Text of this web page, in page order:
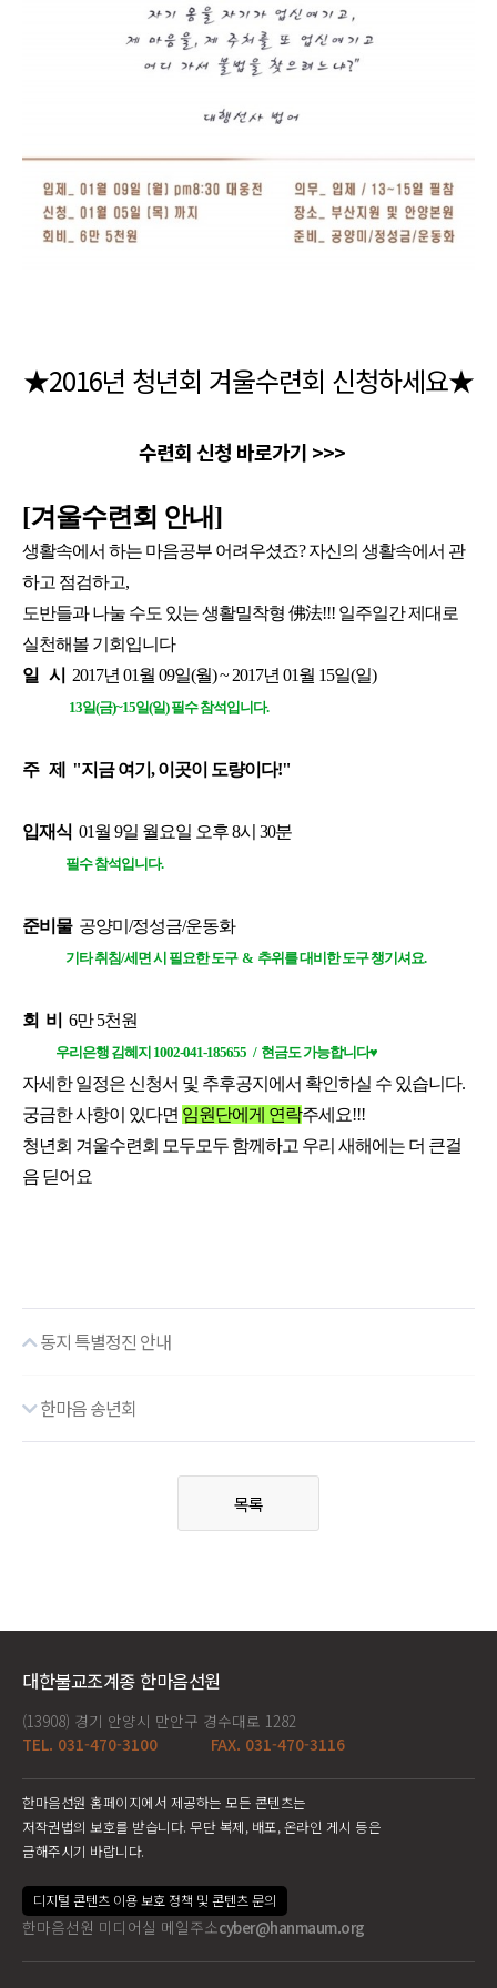
★2016년 청년회 겨울수련회 신청하세요★
수련회 신청 바로가기 >>>
[겨울수련회 안내]
생활속에서 하는 마음공부 어려우셨죠?자신의 생활속에서 관
하고 점검하고,
도반들과 나눌 수도 있는 생활밀착형 佛法!!! 일주일간 제대로
실천해볼 기회입니다
일 시
2017년 01월 09일(월) ~ 2017년 01월 15일(일)
13일(금)~15일(일) 필수 참석입니다.
주 제 "지금 여기, 이곳이 도량이다!"
입재식 01월 9일 월요일 오후 8시 30분
필수 참석입니다.
준비물공양미/정성금/운동화
기타 취침/세면 시 필요한 도구 & 추위를 대비한 도구 챙기셔요.
회 비 6만 5천원
우리은행 김혜지 1002-041-185655 / 현금도 가능합니다♥
자세한 일정은 신청서 및 추후공지에서 확인하실 수 있습니다.
궁금한 사항이 있다면 임원단에게 연락주세요!!!
청년회 겨울수련회 모두모두 함께하고 우리 새해에는 더 큰걸
음 딛어요
동지 특별정진 안내
한마음 송년회
목록
대한불교조계종 한마음선원
(13908) 경기 안양시 만안구 경수대로 1282
TEL. 031-470-3100
FAX. 031-470-3116
한마음선원 홈페이지에서 제공하는 모든 콘텐츠는
저작권법의 보호를 받습니다. 무단 복제, 배포, 온라인 게시 등은
금해주시기 바랍니다.
디지털 콘텐츠 이용 보호 정책 및 콘텐츠 문의
한마음선원 미디어실 메일주소cyber@hanmaum.org